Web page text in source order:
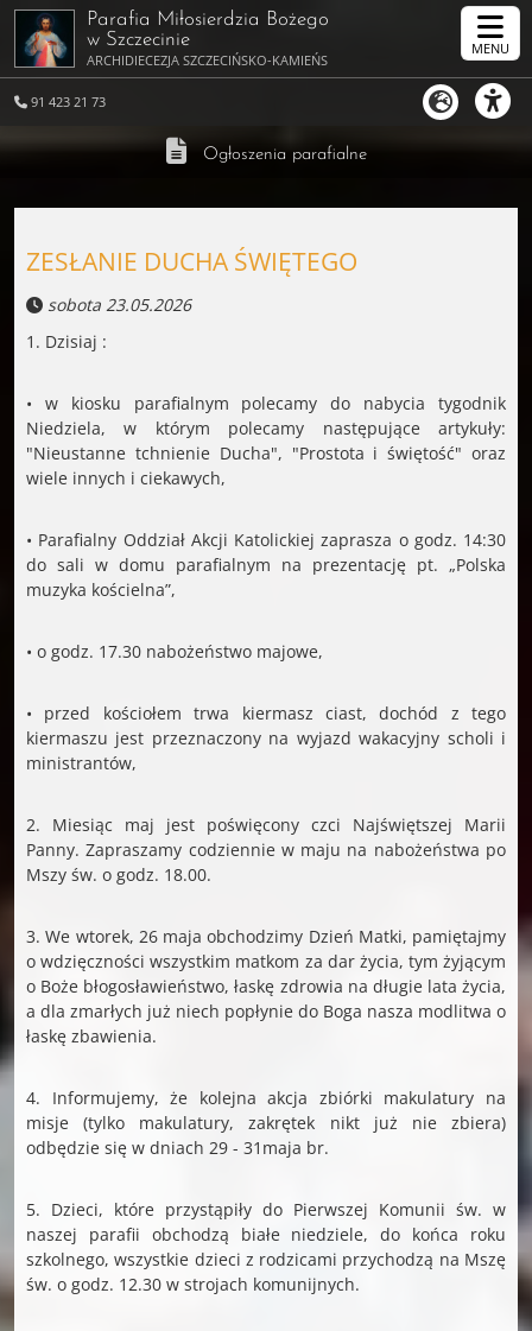
91 423 21 73
Parafia Miłosierdzia Bożego
w Szczecinie
ARCHIDIECEZJA SZCZECIŃSKO-KAMIEŃSKA
MENU
Ogłoszenia parafialne
ZESŁANIE DUCHA ŚWIĘTEGO
sobota 23.05.2026
1. Dzisiaj :
• w kiosku parafialnym polecamy do nabycia tygodnik
Niedziela, w którym polecamy następujące artykuły:
"Nieustanne tchnienie Ducha", "Prostota i świętość" oraz
wiele innych i ciekawych,
• Parafialny Oddział Akcji Katolickiej zaprasza o godz. 14:30
do sali w domu parafialnym na prezentację pt. „Polska
muzyka kościelna”,
• o godz. 17.30 nabożeństwo majowe,
• przed kościołem trwa kiermasz ciast, dochód z tego
kiermaszu jest przeznaczony na wyjazd wakacyjny scholi i
ministrantów,
2. Miesiąc maj jest poświęcony czci Najświętszej Marii
Panny. Zapraszamy codziennie w maju na nabożeństwa po
Mszy św. o godz. 18.00.
3. We wtorek, 26 maja obchodzimy Dzień Matki, pamiętajmy
o wdzięczności wszystkim matkom za dar życia, tym żyjącym
o Boże błogosławieństwo, łaskę zdrowia na długie lata życia,
a dla zmarłych już niech popłynie do Boga nasza modlitwa o
łaskę zbawienia.
4. Informujemy, że kolejna akcja zbiórki makulatury na
misje (tylko makulatury, zakrętek nikt już nie zbiera)
odbędzie się w dniach 29 - 31maja br.
5. Dzieci, które przystąpiły do Pierwszej Komunii św. w
naszej parafii obchodzą białe niedziele, do końca roku
szkolnego, wszystkie dzieci z rodzicami przychodzą na Mszę
św. o godz. 12.30 w strojach komunijnych.